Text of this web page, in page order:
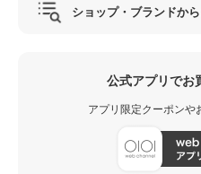
ショップ・ブランドか
公式アプリでお
アプリ限定クーポンや